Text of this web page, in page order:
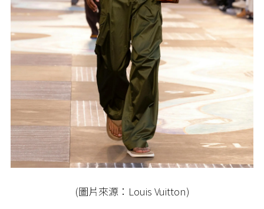
(圖片來源：Louis Vuitton)